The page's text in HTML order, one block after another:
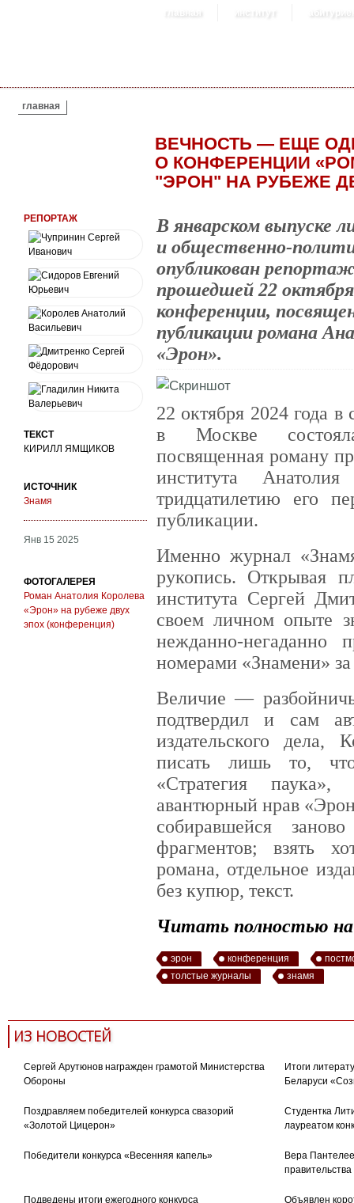
главная институт
ВЫ ЗДЕСЬ
главная
ВЕЧНОСТЬ — ЕЩЕ
О КОНФЕРЕНЦИИ
"ЭРОН" НА РУБЕЖЕ
РЕПОРТАЖ
ТЕКСТ
КИРИЛЛ ЯМЩИКОВ
ИСТОЧНИК
Знамя
Янв 15 2025
ФОТОГАЛЕРЕЯ
Роман Анатолия Королева
«Эрон» на рубеже двух
эпох (конференция)
В январском выпуске
и общественно-
опубликован
прошедшей 22
конференции,
публикации романа
«Эрон».
22 октября 2024 года в
в Москве
посвященная роману
института
тридцатилетию его
публикации.
Именно журнал
рукопись. Открывая
института Сергей
своем личном опыте
нежданно-негаданно
номерами «Знамени» за
Величие —
подтвердил и сам
издательского
писать лишь то, что
«Стратегия паука»,
авантюрный нрав
собиравшейся
фрагментов; взять
романа, отдельное
без купюр, текст.
Читать полностью
эрон конференция
толстые журналы
знамя
ИЗ НОВОСТЕЙ
Сергей Арутюнов награжден грамотой Министерства
Обороны
Итоги
Беларуси
Поздравляем победителей конкурса свазорий
«Золотой Цицерон»
Студентка
лауреатом
Победители конкурса «Весенняя капель»
Вера
Подведены итоги ежегодного конкурса
Объявлен